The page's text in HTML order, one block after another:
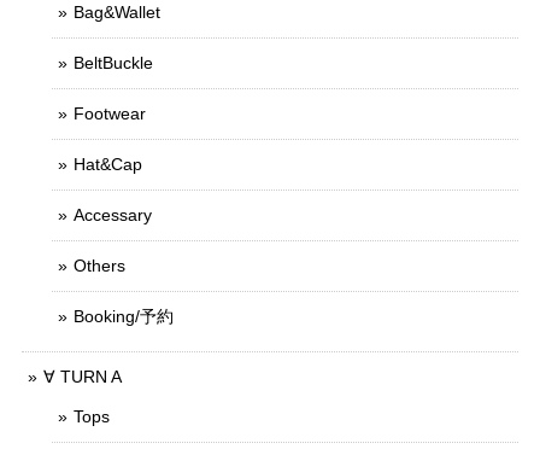
Bag&Wallet
BeltBuckle
Footwear
Hat&Cap
Accessary
Others
Booking/予約
∀ TURN A
Tops